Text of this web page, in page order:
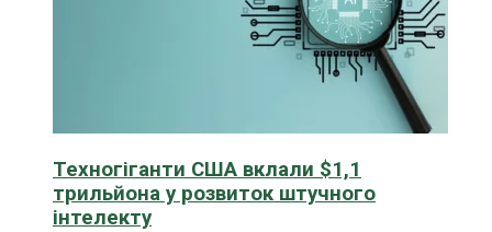
Техногіганти США вклали $1,1
трильйона у розвиток штучного
інтелекту